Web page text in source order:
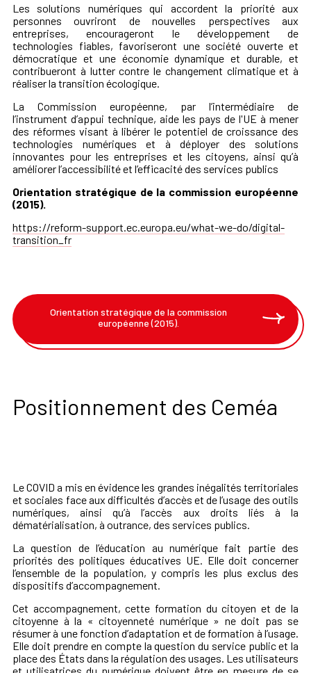
Les solutions numériques qui accordent la priorité aux
personnes ouvriront de nouvelles perspectives aux
entreprises, encourageront le développement de
technologies fiables, favoriseront une société ouverte et
démocratique et une économie dynamique et durable, et
contribueront à lutter contre le changement climatique et à
réaliser la transition écologique.
La Commission européenne, par l’intermédiaire de
l’instrument d’appui technique, aide les pays de l'UE à mener
des réformes visant à libérer le potentiel de croissance des
technologies numériques et à déployer des solutions
innovantes pour les entreprises et les citoyens, ainsi qu’à
améliorer l’accessibilité et l’efficacité des services publics
Orientation stratégique de la commission européenne
(2015).
https://reform-support.ec.europa.eu/what-we-do/digital-
transition_fr
Orientation stratégique de la commission
européenne (2015).
Positionnement des Ceméa
Le COVID a mis en évidence les grandes inégalités territoriales
et sociales face aux difficultés d’accès et de l’usage des outils
numériques, ainsi qu’à l’accès aux droits liés à la
dématérialisation, à outrance, des services publics.
La question de l’éducation au numérique fait partie des
priorités des politiques éducatives UE. Elle doit concerner
l’ensemble de la population, y compris les plus exclus des
dispositifs d’accompagnement.
Cet accompagnement, cette formation du citoyen et de la
citoyenne à la « citoyenneté numérique » ne doit pas se
résumer à une fonction d’adaptation et de formation à l’usage.
Elle doit prendre en compte la question du service public et la
place des États dans la régulation des usages. Les utilisateurs
et utilisatrices du numérique doivent être en mesure de se